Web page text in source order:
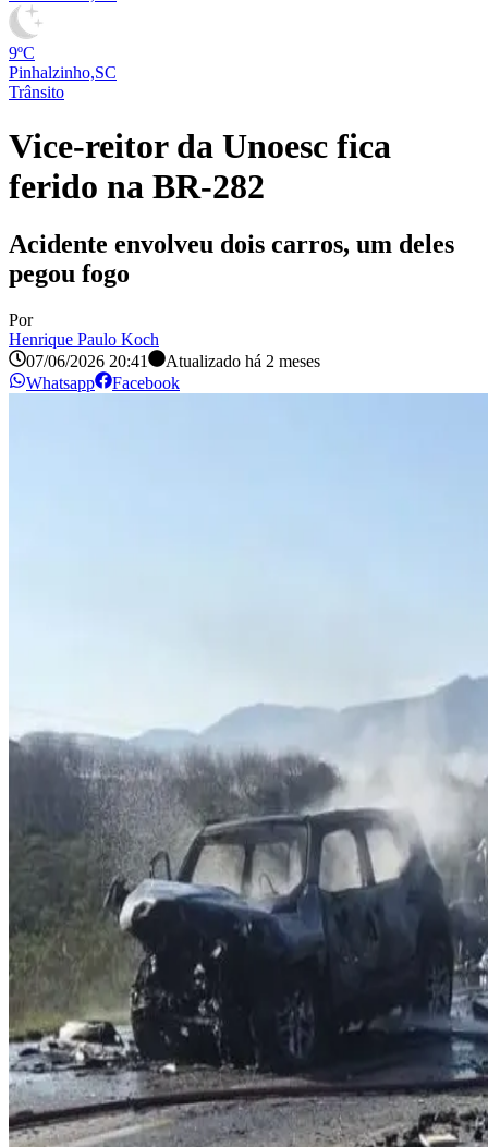
9ºC
Pinhalzinho,SC
Trânsito
Vice-reitor da Unoesc fica
ferido na BR-282
Acidente envolveu dois carros, um deles
pegou fogo
Por
Henrique Paulo Koch
07/06/2026 20:41
Atualizado há 2 meses
Whatsapp
Facebook